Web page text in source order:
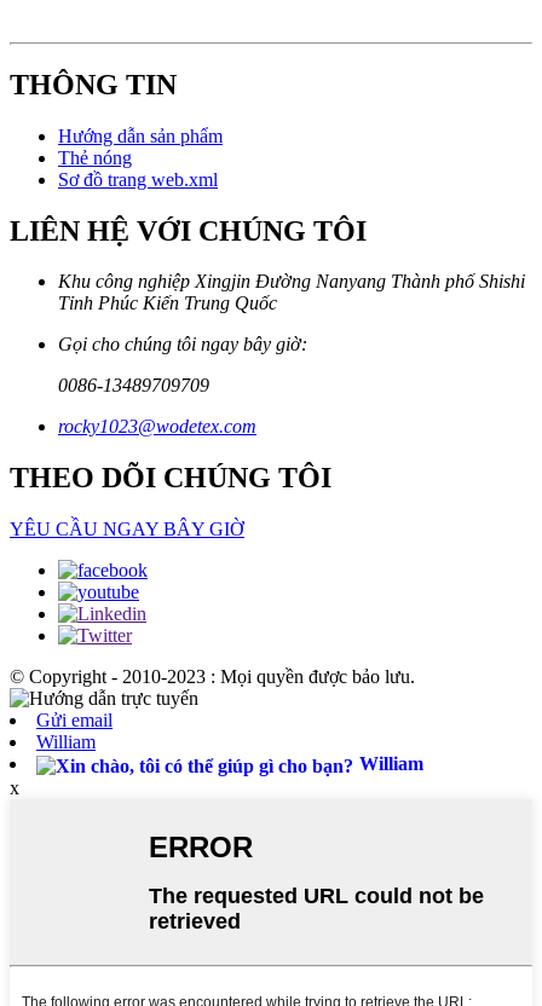
THÔNG TIN
Hướng dẫn sản phẩm
Thẻ nóng
Sơ đồ trang web.xml
LIÊN HỆ VỚI CHÚNG TÔI
Khu công nghiệp Xingjin Đường Nanyang Thành phố Shishi
Tỉnh Phúc Kiến Trung Quốc
Gọi cho chúng tôi ngay bây giờ:
0086-13489709709
rocky1023@wodetex.com
THEO DÕI CHÚNG TÔI
YÊU CẦU NGAY BÂY GIỜ
© Copyright - 2010-2023 : Mọi quyền được bảo lưu.
Gửi email
William
William
x